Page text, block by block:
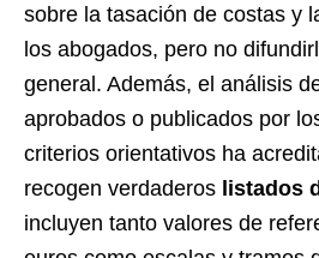
sobre la tasación de costas y
los abogados, pero no
general. Además, el análisis
aprobados o publicados por
criterios orientativos ha
recogen verdaderos listados
incluyen tanto valores de